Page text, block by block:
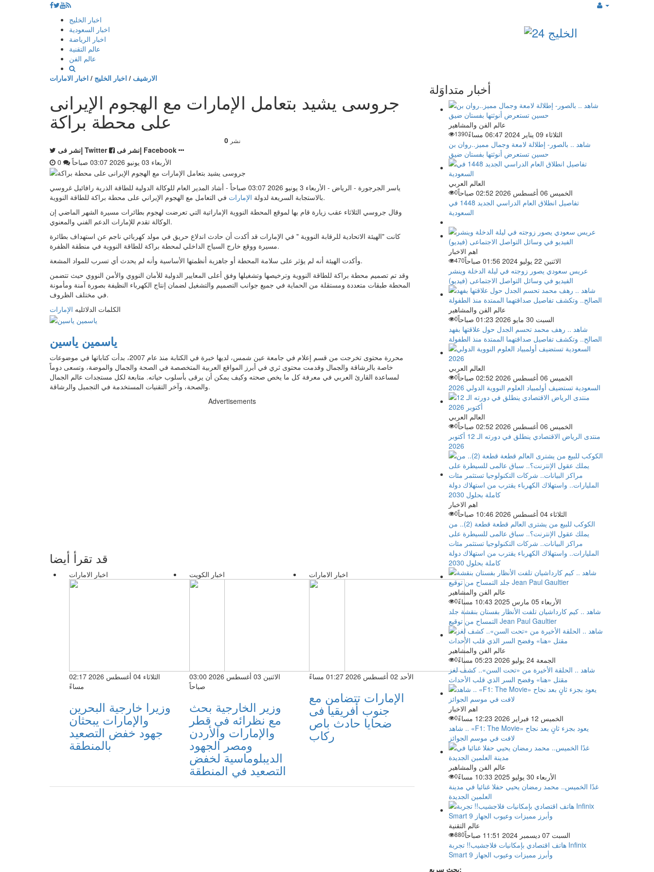
إذهب
المحتوى
اخبار الخليج
اخبار السعودية
اخبار الرياضة
عالم التقنية
عالم الفن
الارشيف / اخبار الخليج / اخبار الامارات
جروسى يشيد بتعامل الإمارات مع الهجوم الإيرانى
على محطة براكة
0 نشر
إنشر فى Twitter
إنشر فى Facebook
الأربعاء 03 يونيو 2026 03:07 صباحاً
ياسر الجرجورة - الرياض - الأربعاء 3 يونيو 2026 03:07 صباحاً - أشاد المدير العام للوكالة الدولية للطاقة الذرية رافائيل غروسي
بالاستجابة السريعة لدولة الإمارات
في التعامل مع الهجوم الإيراني على محطة براكة للطاقة النووية.
وقال جروسي الثلاثاء عقب ​زيارة قام بها لموقع المحطة النووية الإماراتية التي تعرضت لهجوم ‌بطائرات ‌مسيرة الشهر الماضي إن
الوكالة تقدم للإمارات الدعم ‌الفني والمعنوي.
كانت "الهيئة الاتحادية للرقابة النووية " في الإمارات قد أكدت أن حادث اندلاع حريق في مولد كهربائي ناجم عن استهداف بطائرة
مسيرة ووقع خارج السياج الداخلي لمحطة براكة للطاقة النووية في منطقة الظفرة.
وأكدت الهيئة أنه لم يؤثر على سلامة المحطة أو جاهزية أنظمتها الأساسية وأنه لم يحدث أي تسرب للمواد المشعة.
وقد تم تصميم محطة براكة للطاقة النووية وترخيصها وتشغيلها وفق أعلى المعايير الدولية للأمان النووي والأمن النووي حيث تتضمن
المحطة طبقات متعددة ومستقلة من الحماية في جميع جوانب التصميم والتشغيل لضمان إنتاج الكهرباء النظيفة بصورة آمنة ومأمونة
في مختلف الظروف.
الكلمات الدلائليه الإمارات
ياسمين ياسين
محررة محتوى تخرجت من قسم إعلام في جامعة عين شمس، لديها خبرة في الكتابة منذ عام 2007، بدأت كتاباتها في موضوعات
خاصة بالرشاقة والجمال وقدمت محتوى ثري في أبرز المواقع العربية المتخصصة في الصحة والجمال والموضة، وتسعى دوماً
لمساعدة القارئ العربي في معرفة كل ما يخص صحته وكيف يمكن أن يرقى بأسلوب حياته. متابعة لكل مستجدات عالم الجمال
والصحة، وآخر التقنيات المستخدمة في التجميل والرشاقة.
Advertisements
قد تقرأ أيضا
اخبار الامارات
الثلاثاء 04 أغسطس 2026 02:17
مساءً
وزيرا خارجية البحرين
والإمارات يبحثان
جهود خفض التصعيد
بالمنطقة
اخبار الكويت
الاثنين 03 أغسطس 2026 03:00
صباحاً
وزير الخارجية بحث
مع نظرائه في قطر
والإمارات والأردن
ومصر الجهود
الديبلوماسية لخفض
التصعيد في المنطقة
اخبار الامارات
الأحد 02 أغسطس 2026 01:27 مساءً
الإمارات تتضامن مع
جنوب أفريقيا فى
ضحايا حادث باص
ركاب
أخبار متداوَلة
عالم الفن والمشاهير
الثلاثاء 09 يناير 2024 06:47 مساءً
1390
شاهد .. بالصور- إطلالة لامعة وجمال مميز..روان بن
حسين تستعرض أنوثتها بفستان ضيق
العالم العربي
الخميس 06 أغسطس 2026 02:52 صباحاً
0
تفاصيل انطلاق العام الدراسي الجديد 1448 في
السعودية
اهم الاخبار
الاثنين 22 يوليو 2024 01:56 صباحاً
470
عريس سعودي يصور زوجته في ليلة الدخلة وينشر
الفيديو في وسائل التواصل الاجتماعى (فيديو)
عالم الفن والمشاهير
السبت 30 مايو 2026 01:23 صباحاً
0
شاهد .. رهف محمد تحسم الجدل حول علاقتها بفهد
الصالح.. وتكشف تفاصيل صداقتهما الممتدة منذ الطفولة
العالم العربي
الخميس 06 أغسطس 2026 02:52 صباحاً
0
السعودية تستضيف أولمبياد العلوم النووية الدولي 2026
العالم العربي
الخميس 06 أغسطس 2026 02:52 صباحاً
0
منتدى الرياض الاقتصادي ينطلق في دورته الـ 12 أكتوبر
2026
اهم الاخبار
الثلاثاء 04 أغسطس 2026 10:46 صباحاً
0
الكوكب للبيع من يشترى العالم قطعة قطعة (2).. من
يملك عقول الإنترنت؟.. سباق عالمى للسيطرة على
مراكز البيانات.. شركات التكنولوجيا تستثمر مئات
المليارات.. واستهلاك الكهرباء يقترب من استهلاك دولة
كاملة بحلول 2030
عالم الفن والمشاهير
الأربعاء 05 مارس 2025 10:43 مساءً
0
شاهد .. كيم كارداشيان تلفت الأنظار بفستان بنقشة جلد
التمساح من توقيع Jean Paul Gaultier
عالم الفن والمشاهير
الجمعة 24 يوليو 2026 05:23 مساءً
0
شاهد .. الحلقة الأخيرة من «تحت السن».. كشف لغز
مقتل «هنا» وفضح السر الذي قلب الأحداث
اهم الاخبار
الخميس 12 فبراير 2026 12:23 مساءً
0
شاهد .. «F1: The Movie» يعود بجزء ثانٍ بعد نجاح
لافت في موسم الجوائز
عالم الفن والمشاهير
الأربعاء 30 يوليو 2025 10:33 مساءً
0
غدًا الخميس.. محمد رمضان يحيي حفلا غنائيا في مدينة
العلمين الجديدة
عالم التقنية
السبت 07 ديسمبر 2024 11:51 صباحاً
880
هاتف اقتصادي بإمكانيات فلاجشيب!! تجربة Infinix
Smart 9 وأبرز مميزات وعيوب الجهاز
بحث سريع: